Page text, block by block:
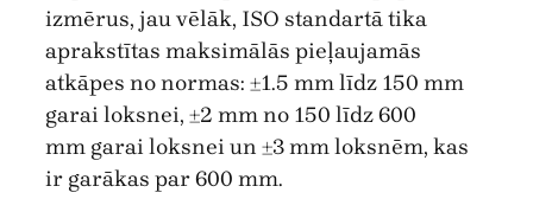
izmērus, jau vēlāk, ISO standartā tika
aprakstītas maksimālās pieļaujamās
atkāpes no normas: ±1.5 mm līdz 150 mm
garai loksnei, ±2 mm no 150 līdz 600
mm garai loksnei un ±3 mm loksnēm, kas
ir garākas par 600 mm.